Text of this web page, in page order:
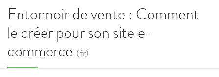
Entonnoir de vente : Comment
le créer pour son site e-
commerce (fr)